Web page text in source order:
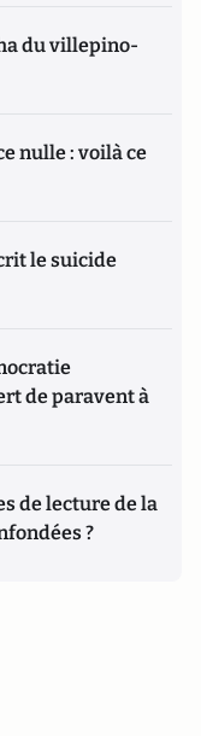
du villepino-
nulle : voilà ce
le suicide
de paravent à
de lecture de la
?